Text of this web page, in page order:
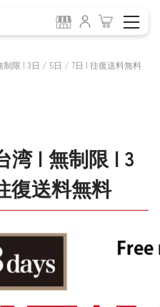
制限 | 3日 / 5日 / 7日 | 往復送料無料
湾 | 無制限 | 3
復送料無料